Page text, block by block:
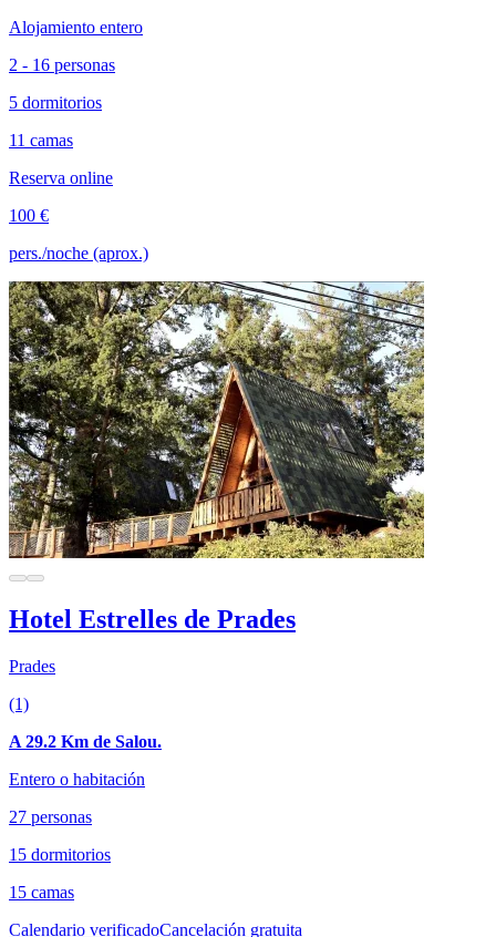
Alojamiento entero
2 - 16 personas
5 dormitorios
11 camas
Reserva online
100 €
pers./noche (aprox.)
Hotel Estrelles de Prades
Prades
(1)
A 29.2 Km de Salou.
Entero o habitación
27 personas
15 dormitorios
15 camas
Calendario verificadoCancelación gratuita